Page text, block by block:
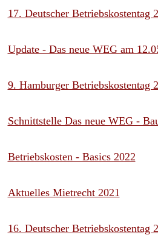
17. Deutscher Betriebskostentag
Update - Das neue WEG am
9. Hamburger Betriebskostentag
Schnittstelle Das neue WEG -
Betriebskosten - Basics 2022
Aktuelles Mietrecht 2021
16. Deutscher Betriebskostentag